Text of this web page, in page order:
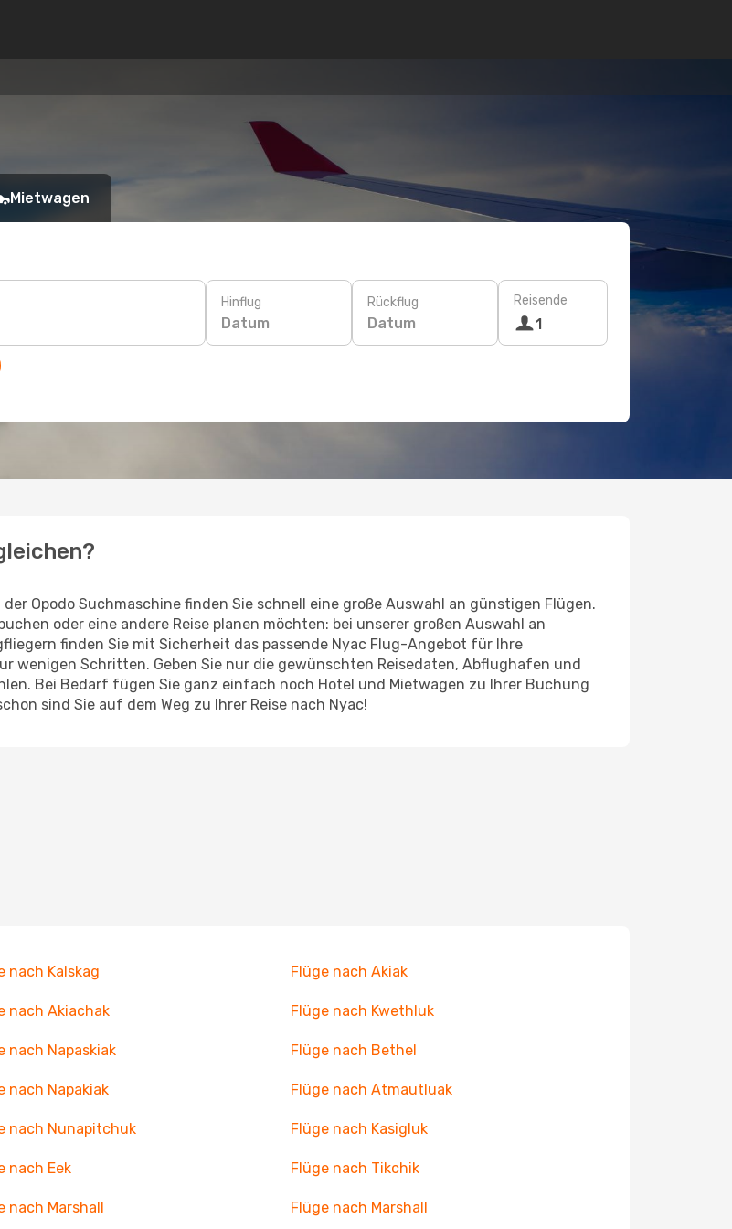
Mietwagen
Hinflug
Datum
Rückflug
Datum
Reisende
1
Opodo Suchmaschine finden Sie schnell eine große Auswahl an günstigen Flügen.
oder eine andere Reise planen möchten: bei unserer großen Auswahl an
finden Sie mit Sicherheit das passende Nyac Flug-Angebot für Ihre
wenigen Schritten. Geben Sie nur die gewünschten Reisedaten, Abflughafen und
Bei Bedarf fügen Sie ganz einfach noch Hotel und Mietwagen zu Ihrer Buchung
sind Sie auf dem Weg zu Ihrer Reise nach Nyac!
nach Kalskag Flüge nach Akiak
nach Akiachak Flüge nach Kwethluk
nach Napaskiak Flüge nach Bethel
nach Napakiak Flüge nach Atmautluak
nach Nunapitchuk Flüge nach Kasigluk
nach Eek Flüge nach Tikchik
nach Marshall Flüge nach Marshall